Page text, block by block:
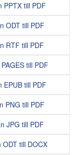
PPTX till PDF
ODT till PDF
RTF till PDF
till PDF
EPUB till PDF
PNG till PDF
JPG till PDF
ODT till DOCX